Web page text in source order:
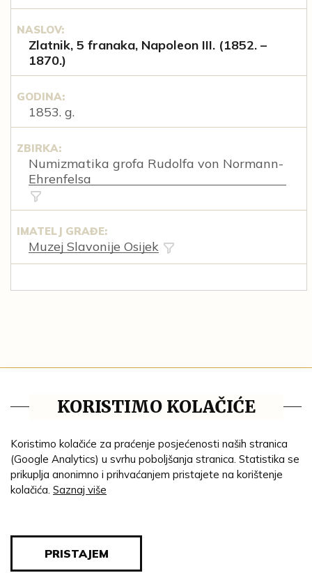
NASLOV:
Zlatnik, 5 franaka, Napoleon III. (1852. –
1870.)
GODINA:
1853. g.
ZBIRKA:
Numizmatika grofa Rudolfa von Normann-
Ehrenfelsa
IMATELJ GRAĐE:
Muzej Slavonije Osijek
Impresum
Ustanove
Lenta vremena
Genealogija
KORISTIMO KOLAČIĆE
Koristimo kolačiće za praćenje posjećenosti naših stranica
(Google Analytics) u svrhu poboljšanja stranica. Statistika se
prikuplja anonimno i prihvaćanjem pristajete na korištenje
kolačića. Saznaj više
PRISTAJEM